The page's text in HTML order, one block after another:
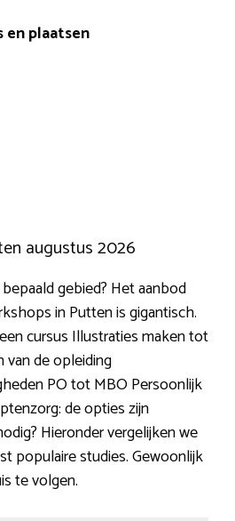
plaatsen
augustus 2026
gebied? Het aanbod
in Putten is gigantisch.
cursus Illustraties maken tot
van de opleiding
PO tot MBO Persoonlijk
de opties zijn
Hieronder vergelijken we
populaire studies. Gewoonlijk
te volgen.